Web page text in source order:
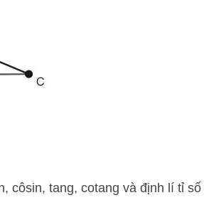
côsin, tang, cotang và định lí tỉ số